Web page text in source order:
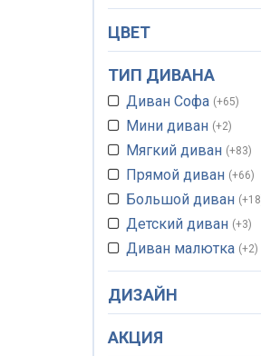
ЦВЕТ
ТИП ДИВАНА
Диван Софа +65
Мини диван +2
Мягкий диван +83
Прямой диван +66
Большой диван +18
Детский диван +3
Диван малютка +2
Угловой диван +17
Спальный диван
Маленький диван
ДИЗАЙН
АКЦИЯ